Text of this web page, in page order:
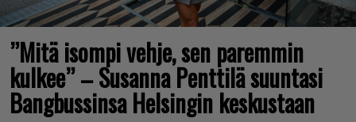
”Mitä isompi vehje, sen paremmin
kulkee” – Susanna Penttilä suuntasi
Bangbussinsa Helsingin keskustaan